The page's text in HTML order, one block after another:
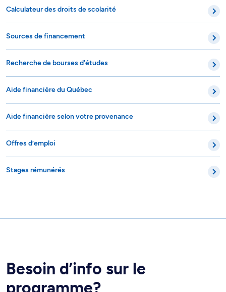
Calculateur des droits de scolarité
Sources de financement
Recherche de bourses d'études
Aide financière du Québec
Aide financière selon votre provenance
Offres d’emploi
Stages rémunérés
Besoin d’info sur le
programme?